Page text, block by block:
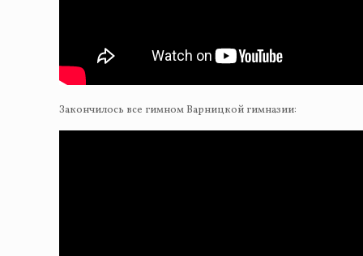
Закончилось все гимном Варницкой гимназии: